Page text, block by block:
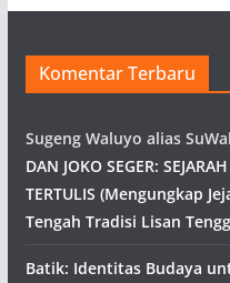
Komentar Terbaru
Sugeng Waluyo alias
DAN JOKO SEGER:
TERTULIS (Mengungkap
Tengah Tradisi Lisan
Batik: Identitas Budaya